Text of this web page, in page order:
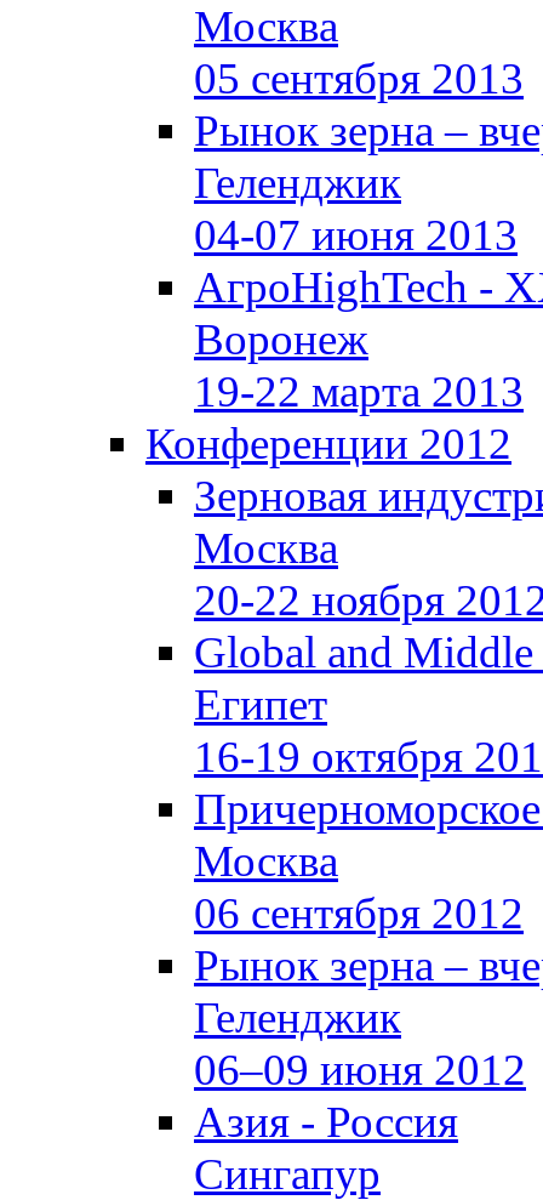
Москва
05 сентября 2013
Рынок зерна –
Геленджик
04-07 июня 2013
АгроHighTech -
Воронеж
19-22 марта 2013
Конференции 2012
Зерновая
Москва
20-22 ноября
Global and
Египет
16-19 октября
Москва
06 сентября 2012
Рынок зерна –
Геленджик
06–09 июня 2012
Азия - Россия
Сингапур